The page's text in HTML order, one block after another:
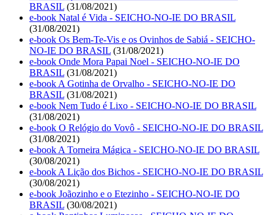
BRASIL (31/08/2021)
e-book Natal é Vida - SEICHO-NO-IE DO BRASIL
(31/08/2021)
e-book Os Bem-Te-Vis e os Ovinhos de Sabiá - SEICHO-
NO-IE DO BRASIL (31/08/2021)
e-book Onde Mora Papai Noel - SEICHO-NO-IE DO
BRASIL (31/08/2021)
e-book A Gotinha de Orvalho - SEICHO-NO-IE DO
BRASIL (31/08/2021)
e-book Nem Tudo é Lixo - SEICHO-NO-IE DO BRASIL
(31/08/2021)
e-book O Relógio do Vovô - SEICHO-NO-IE DO BRASIL
(31/08/2021)
e-book A Torneira Mágica - SEICHO-NO-IE DO BRASIL
(30/08/2021)
e-book A Lição dos Bichos - SEICHO-NO-IE DO BRASIL
(30/08/2021)
e-book Joãozinho e o Etezinho - SEICHO-NO-IE DO
BRASIL (30/08/2021)